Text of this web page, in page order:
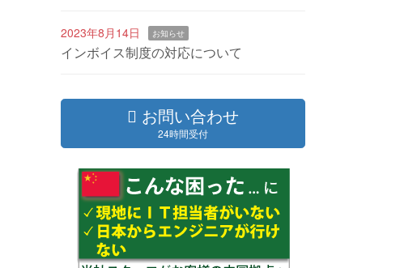
2023年8月14日 お知らせ
インボイス制度の対応について
お問い合わせ
24時間受付